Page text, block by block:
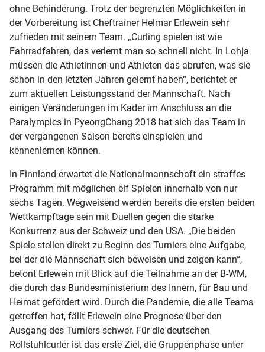
ohne Behinderung. Trotz der begrenzten Möglichkeiten in
der Vorbereitung ist Cheftrainer Helmar Erlewein sehr
zufrieden mit seinem Team. „Curling spielen ist wie
Fahrradfahren, das verlernt man so schnell nicht. In Lohja
müssen die Athletinnen und Athleten das abrufen, was sie
schon in den letzten Jahren gelernt haben“, berichtet er
zum aktuellen Leistungsstand der Mannschaft. Nach
einigen Veränderungen im Kader im Anschluss an die
Paralympics in PyeongChang 2018 hat sich das Team in
der vergangenen Saison bereits einspielen und
kennenlernen können.
In Finnland erwartet die Nationalmannschaft ein straffes
Programm mit möglichen elf Spielen innerhalb von nur
sechs Tagen. Wegweisend werden bereits die ersten beiden
Wettkampftage sein mit Duellen gegen die starke
Konkurrenz aus der Schweiz und den USA. „Die beiden
Spiele stellen direkt zu Beginn des Turniers eine Aufgabe,
bei der die Mannschaft sich beweisen und zeigen kann“,
betont Erlewein mit Blick auf die Teilnahme an der B-WM,
die durch das Bundesministerium des Innern, für Bau und
Heimat gefördert wird. Durch die Pandemie, die alle Teams
getroffen hat, fällt Erlewein eine Prognose über den
Ausgang des Turniers schwer. Für die deutschen
Rollstuhlcurler ist das erste Ziel, die Gruppenphase unter